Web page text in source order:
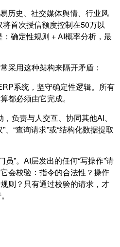
历史、社交媒体舆情、行业风
首次授信额度控制在50万以
确定性规则 + AI概率分析，最
采用这种架构来隔开矛盾：
系统，坚守确定性逻辑。所有
都必须由它完成。
，负责与人交互、协同其他AI、
、“查询请求”或“结构化数据提取
”。 AI层发出的任何“写操作”请
会校验：指令的合法性？操作
则？只有通过校验的请求，才